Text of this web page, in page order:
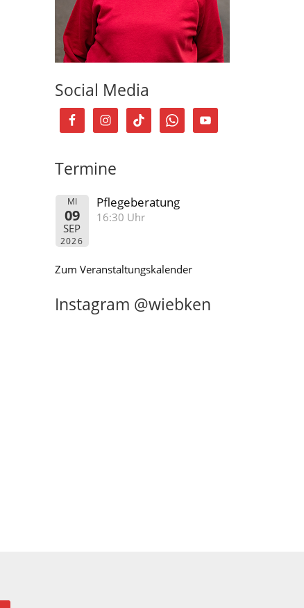
Social Media
Termine
MI
09
SEP
2026
Pflegeberatung
16:30 Uhr
Zum Veranstaltungskalender
Instagram @wiebken